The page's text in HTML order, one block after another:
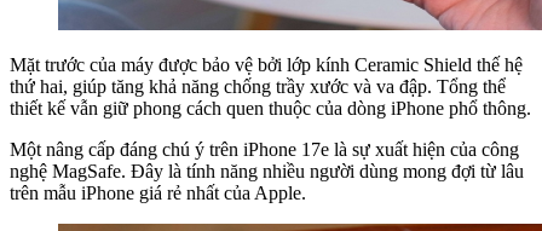
Mặt trước của máy được bảo vệ bởi lớp kính Ceramic Shield thế hệ
thứ hai, giúp tăng khả năng chống trầy xước và va đập. Tổng thể
thiết kế vẫn giữ phong cách quen thuộc của dòng iPhone phổ thông.
Một nâng cấp đáng chú ý trên iPhone 17e là sự xuất hiện của công
nghệ MagSafe. Đây là tính năng nhiều người dùng mong đợi từ lâu
trên mẫu iPhone giá rẻ nhất của Apple.